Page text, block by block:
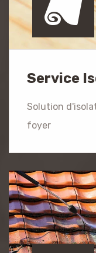
Service
Solution
foyer